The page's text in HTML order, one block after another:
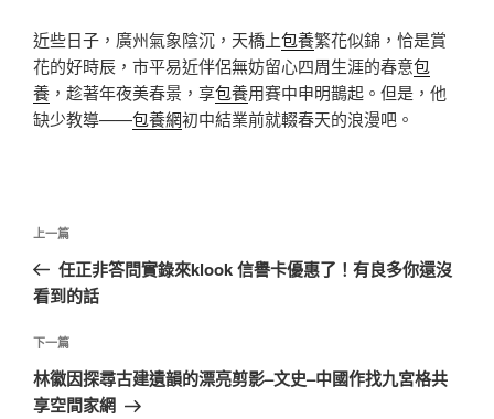
近些日子，廣州氣象陰沉，天橋上包養繁花似錦，恰是賞
花的好時辰，市平易近伴侶無妨留心四周生涯的春意包
養 ，趁著年夜美春景，享包養用賽中申明鵲起。但是，他
缺少教導——包養網初中結業前就輟春天的浪漫吧。
文
導
覽
上
一
篇
章
上一篇
任正非答問實錄來klook 信譽卡優惠了！有良多你還沒
看到的話
下
一
篇
下一篇
林徽因探尋古建遺韻的漂亮剪影–文史–中國作找九宮格共
享空間家網